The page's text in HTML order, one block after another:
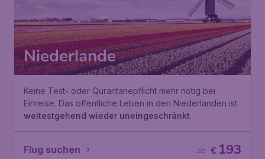
Niederlande
Keine Test- oder Qurantänepflicht mehr nötig bei
Einreise. Das öffentliche Leben in den Niederlanden ist
weitestgehend wieder uneingeschränkt.
Flug suchen € 193
ab